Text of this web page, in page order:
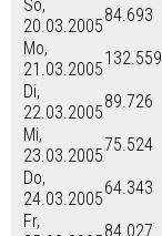
So,
20.03.2005
84.693
Mo,
21.03.2005
132.559
Di,
22.03.2005
89.726
Mi,
23.03.2005
75.524
Do,
24.03.2005
64.343
Fr,
84.027